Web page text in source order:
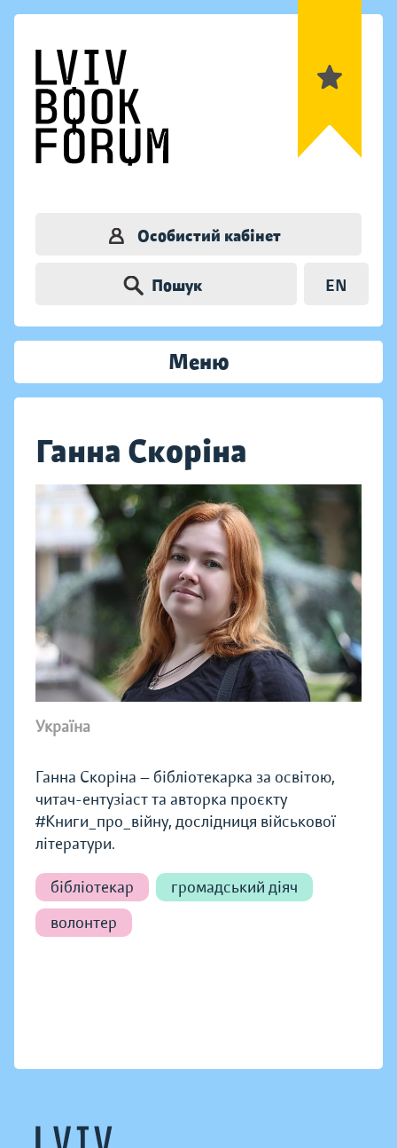
Особистий кабінет
Пошук EN
Меню
Ганна Скоріна
Україна
Ганна Скоріна — бібліотекарка за освітою,
читач-ентузіаст та авторка проєкту
#Книги_про_війну, дослідниця військової
літератури.
бібліотекар
громадський діяч
волонтер